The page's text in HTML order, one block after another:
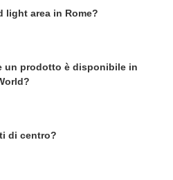
light area in Rome?
un prodotto è disponibile in
di centro?